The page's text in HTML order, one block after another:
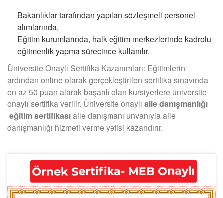
Bakanlıklar tarafından yapılan sözleşmeli personel
alımlarında,
Eğitim kurumlarında, halk eğitim merkezlerinde kadrolu
eğitmenlik yapma sürecinde kullanılır.
Üniversite Onaylı Sertifika Kazanımları: Eğitimlerin
ardından online olarak gerçekleştirilen sertifika sınavında
en az 50 puan alarak başarılı olan kursiyerlere üniversite
onaylı sertifika verilir. Üniversite onaylı aile danışmanlığı
eğitim sertifikasıaile danışmanı unvanıyla aile
danışmanlığı hizmeti verme yetisi kazandırır.